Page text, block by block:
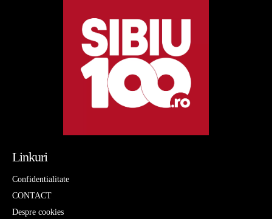
Linkuri
Confidentialitate
CONTACT
Despre cookies